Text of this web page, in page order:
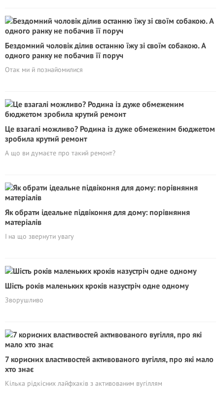
Бездомний чоловік ділив останню їжу зі своїм собакою. А
одного ранку не побачив її поруч
Отак ми й познайомилися
Це взагалі можливо? Родина із дуже обмеженим бюджетом
зробила крутий ремонт
А що ви думаєте про такий ремонт?
Як обрати ідеальне підвіконня для дому: порівняння
матеріалів
І на що звернути увагу
Шість років маленьких кроків назустріч одне одному
Зворушливо
7 корисних властивостей активованого вугілля, про які мало
хто знає
Кілька рідкісних лайфхаків з активованим вугіллям